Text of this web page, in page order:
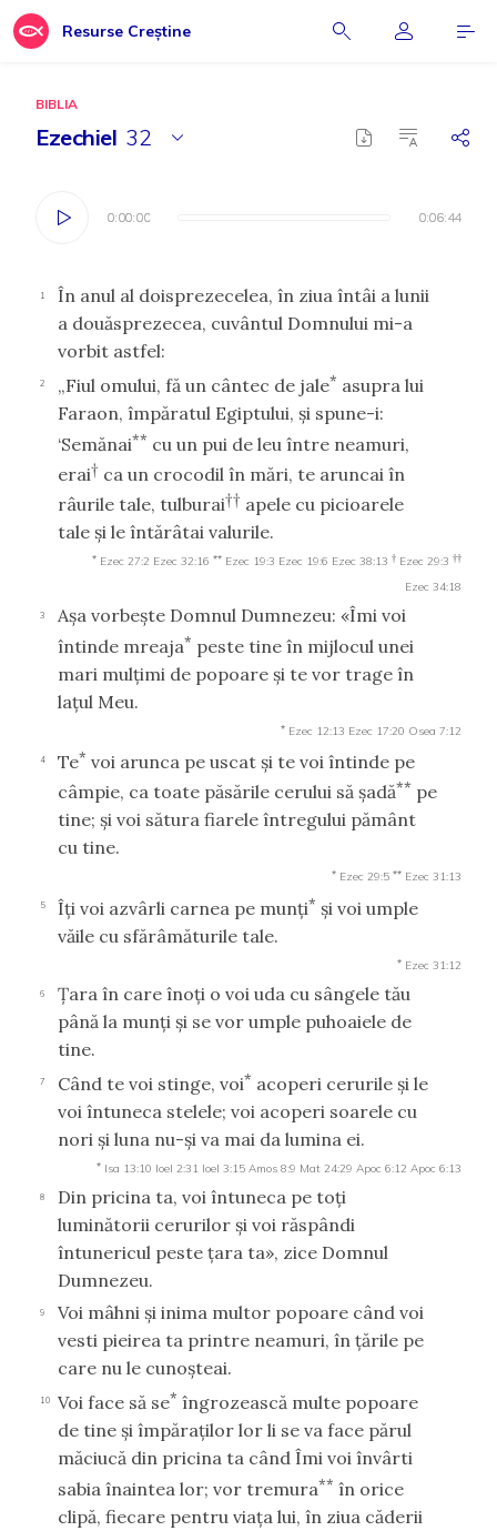
Resurse Creștine
BIBLIA
Ezechiel 32
0:00:00 0:06:44
0:00:00 0:06:44
1
În anul al doisprezecelea, în ziua întâi a lunii
a douăsprezecea, cuvântul Domnului mi-a
vorbit astfel:
2 „Fiul omului, fă un cântec de jale* asupra lui
Faraon, împăratul Egiptului, şi spune-i:
‘Semănai** cu un pui de leu între neamuri,
erai† ca un crocodil în mări, te aruncai în
râurile tale, tulburai†† apele cu picioarele
tale şi le întărâtai valurile.
* Ezec 27:2 Ezec 32:16 ** Ezec 19:3 Ezec 19:6 Ezec 38:13 † Ezec 29:3 ††
Ezec 34:18
3
Aşa vorbeşte Domnul Dumnezeu: «Îmi voi
întinde mreaja* peste tine în mijlocul unei
mari mulţimi de popoare şi te vor trage în
laţul Meu.
* Ezec 12:13 Ezec 17:20 Osea 7:12
4 Te* voi arunca pe uscat şi te voi întinde pe
câmpie, ca toate păsările cerului să şadă** pe
tine; şi voi sătura fiarele întregului pământ
cu tine.
* Ezec 29:5 ** Ezec 31:13
5 Îţi voi azvârli carnea pe munţi* şi voi umple
văile cu sfărâmăturile tale.
* Ezec 31:12
6
Ţara în care înoţi o voi uda cu sângele tău
până la munţi şi se vor umple puhoaiele de
tine.
7 Când te voi stinge, voi* acoperi cerurile şi le
voi întuneca stelele; voi acoperi soarele cu
nori şi luna nu-şi va mai da lumina ei.
* Isa 13:10 Ioel 2:31 Ioel 3:15 Amos 8:9 Mat 24:29 Apoc 6:12 Apoc 6:13
8
Din pricina ta, voi întuneca pe toţi
luminătorii cerurilor şi voi răspândi
întunericul peste ţara ta», zice Domnul
Dumnezeu.
9
Voi mâhni şi inima multor popoare când voi
vesti pieirea ta printre neamuri, în ţările pe
care nu le cunoşteai.
10 Voi face să se* îngrozească multe popoare
de tine şi împăraţilor lor li se va face părul
măciucă din pricina ta când Îmi voi învârti
sabia înaintea lor; vor tremura** în orice
clipă, fiecare pentru viaţa lui, în ziua căderii